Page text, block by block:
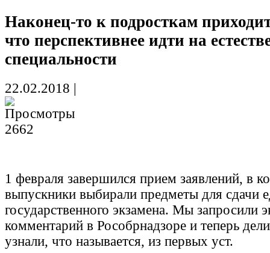
Наконец-то к подросткам
что перспективнее идти на
специальности
22.02.2018 |
2662
1 февраля завершился прием заявлений, в
выпускники выбирали предметы для сдачи
государственного экзамена. Мы запросили
комментарий в Рособрнадзоре и теперь
узнали, что называется, из первых уст.